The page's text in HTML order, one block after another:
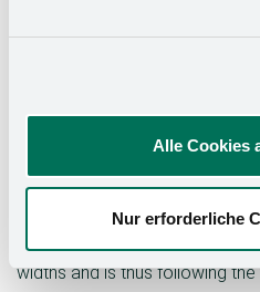
Alle Cookies
Nur erforderliche
independent storage solution
shelves in an aesthetic and
transparency and access from
Kesseböhmer is now
widths and is thus following